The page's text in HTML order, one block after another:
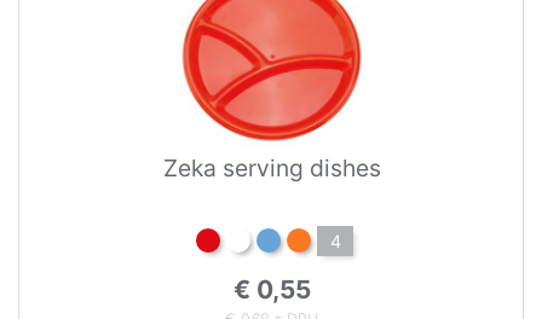
Zeka serving dishes
4
€ 0,55